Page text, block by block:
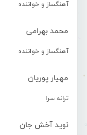
آهنگساز و خواننده
محمد بهرامی
آهنگساز و خواننده
مهیار پوریان
ترانه سرا
نوید آخش جان